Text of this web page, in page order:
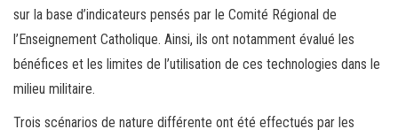
sur la base d’indicateurs pensés par le Comité Régional de
l’Enseignement Catholique. Ainsi, ils ont notamment évalué les
bénéfices et les limites de l’utilisation de ces technologies dans le
milieu militaire.
Trois scénarios de nature différente ont été effectués par les